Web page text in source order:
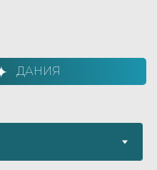
ДАНИЯ